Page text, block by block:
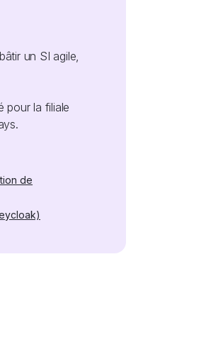
un SI agile,
pour la filiale
de